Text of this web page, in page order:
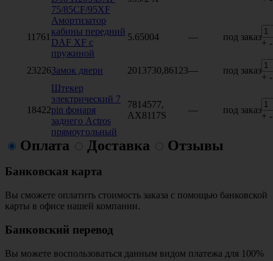
75/85CF/95XF
11761
Амортизатор
кабины передний
DAF XF с
пружиной
5.65004 — под заказ
+ -
23226Замок двери 2013730,86123— под заказ
+ -
18422
Штекер
электрический 7
pin фонаря
заднего Actros
прямоугольный
7814577,
AX8117S
— под заказ
+ -
Оплата Доставка Отзывы
Банковская карта
Вы сможете оплатить стоимость заказа с помощью банковской
карты в офисе нашей компании.
Банковский перевод
Вы можете воспользоваться данным видом платежа для 100%